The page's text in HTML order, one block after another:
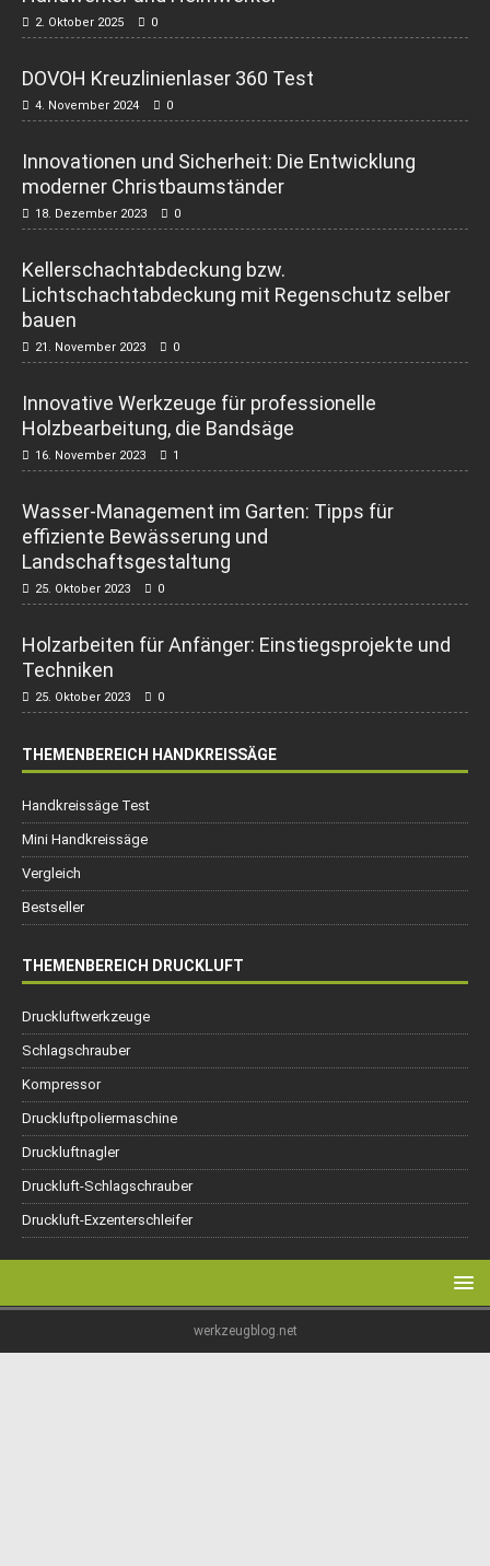
2. Oktober 2025 0
DOVOH Kreuzlinienlaser 360 Test
4. November 2024 0
Innovationen und Sicherheit: Die Entwicklung
moderner Christbaumständer
18. Dezember 2023 0
Kellerschachtabdeckung bzw.
Lichtschachtabdeckung mit Regenschutz selber
bauen
21. November 2023 0
Innovative Werkzeuge für professionelle
Holzbearbeitung, die Bandsäge
16. November 2023 1
Wasser-Management im Garten: Tipps für
effiziente Bewässerung und
Landschaftsgestaltung
25. Oktober 2023 0
Holzarbeiten für Anfänger: Einstiegsprojekte und
Techniken
25. Oktober 2023 0
THEMENBEREICH HANDKREISSÄGE
Handkreissäge Test
Mini Handkreissäge
Vergleich
Bestseller
THEMENBEREICH DRUCKLUFT
Druckluftwerkzeuge
Schlagschrauber
Kompressor
Druckluftpoliermaschine
Druckluftnagler
Druckluft-Schlagschrauber
Druckluft-Exzenterschleifer
werkzeugblog.net